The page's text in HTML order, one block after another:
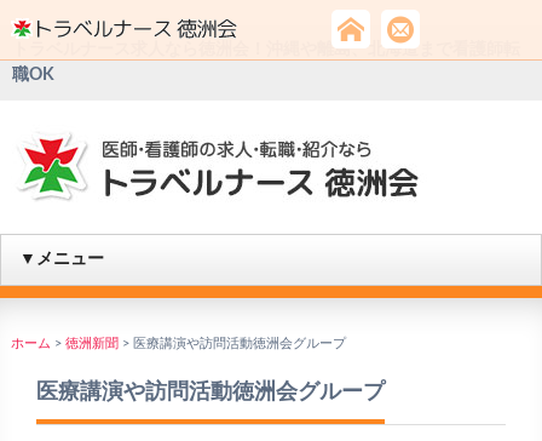
トラベルナース求人なら徳洲会！沖縄や離島、北海道まで看護師転
職OK
▼メニュー
ホーム > 徳洲新聞 > 医療講演や訪問活動徳洲会グループ
医療講演や訪問活動徳洲会グループ